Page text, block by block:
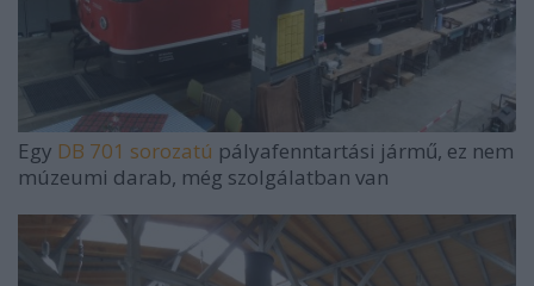
Egy DB 701 sorozatú pályafenntartási jármű, ez nem
múzeumi darab, még szolgálatban van